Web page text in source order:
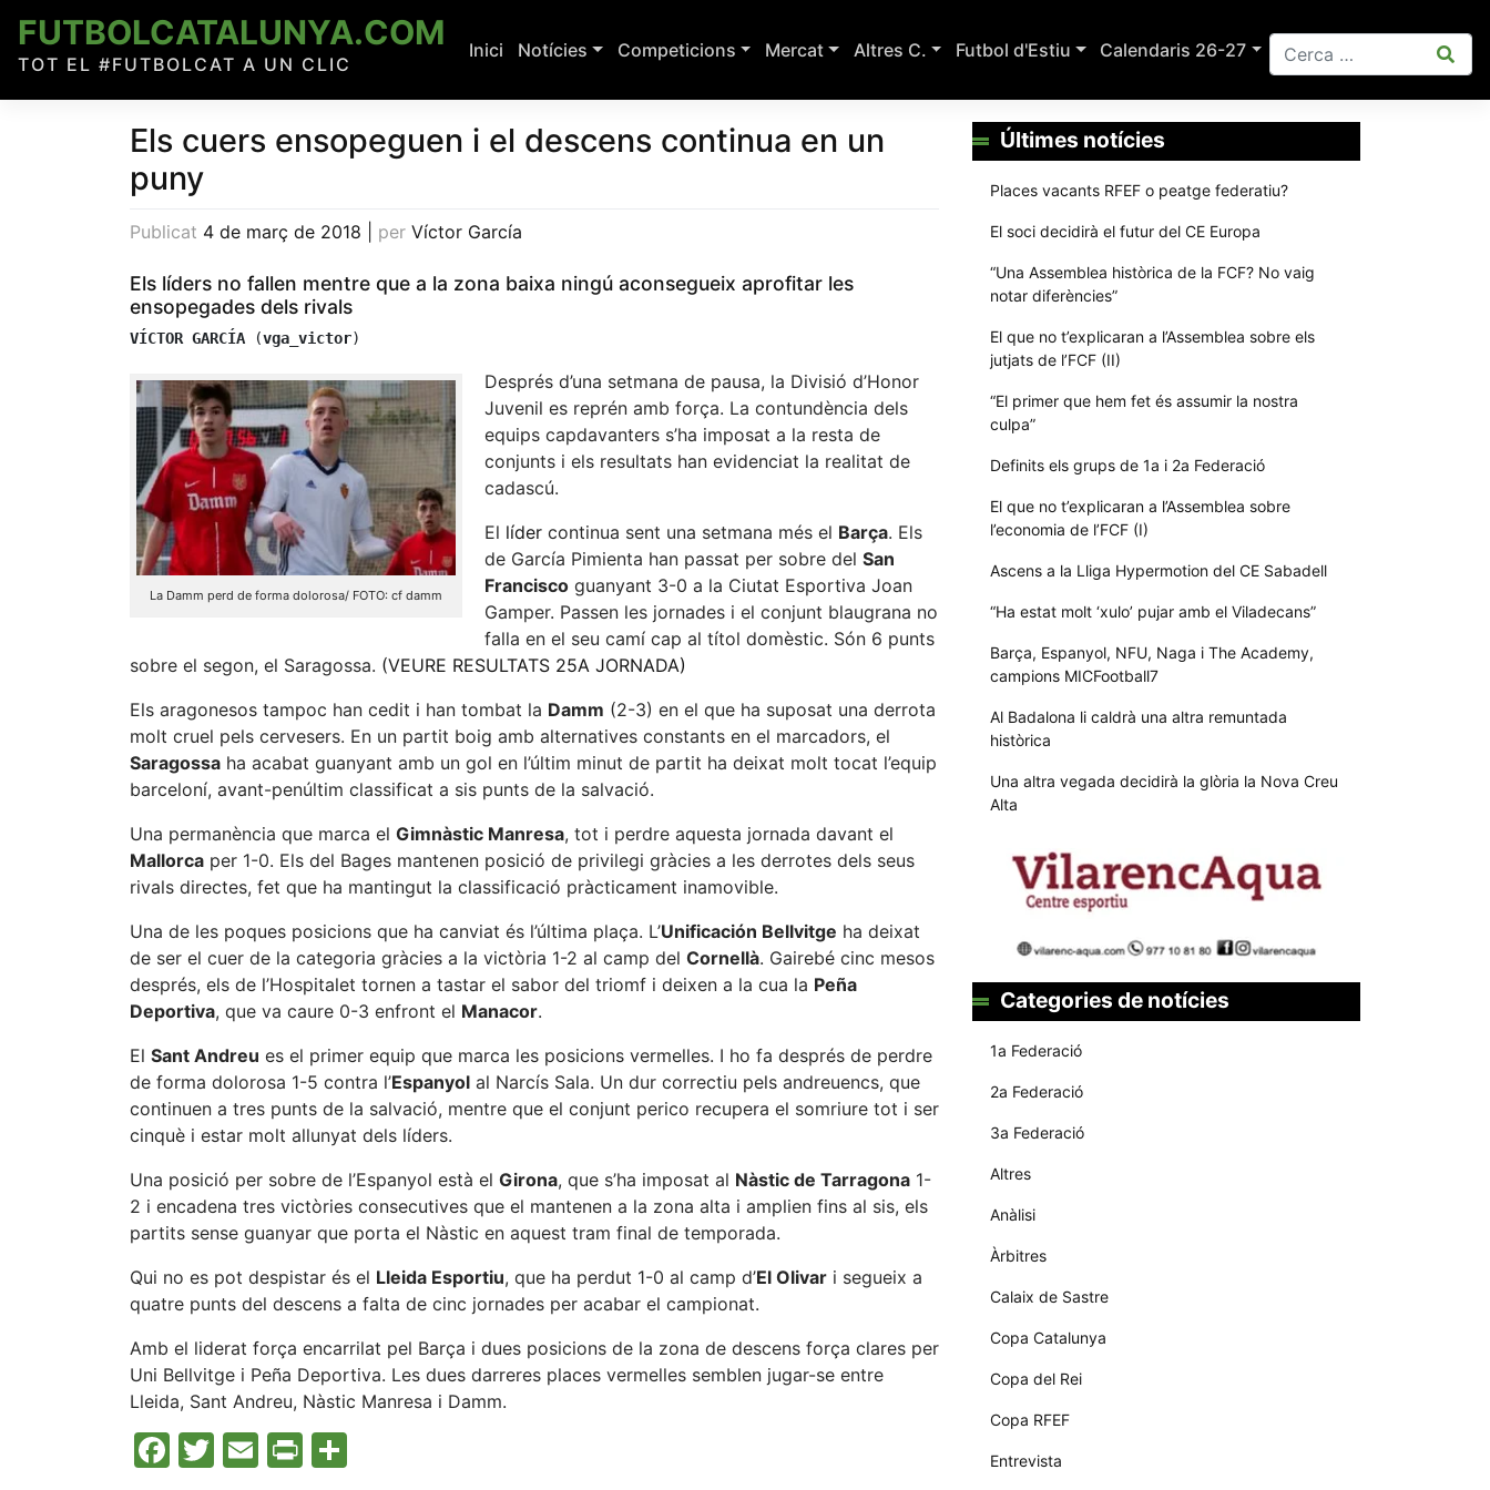
content
FUTBOLCATALUNYA.COM
TOT EL #FUTBOLCAT A UN CLIC
Inici Notícies Competicions Mercat Altres C. Futbol d'Estiu Calendaris 26-27
Els cuers ensopeguen i el descens continua en un
puny
Publicat 4 de març de 2018 per Víctor García
Els líders no fallen mentre que a la zona baixa ningú aconsegueix aprofitar les
ensopegades dels rivals
VÍCTOR GARCÍA (vga_victor)
La Damm perd de forma dolorosa/ FOTO: cf damm
Després d’una setmana de pausa, la Divisió d’Honor
Juvenil es reprén amb força. La contundència dels
equips capdavanters s’ha imposat a la resta de
conjunts i els resultats han evidenciat la realitat de
cadascú.
El líder continua sent una setmana més el Barça. Els
de García Pimienta han passat per sobre del San
Francisco guanyant 3-0 a la Ciutat Esportiva Joan
Gamper. Passen les jornades i el conjunt blaugrana no
falla en el seu camí cap al títol domèstic. Són 6 punts
sobre el segon, el Saragossa. (VEURE RESULTATS 25A JORNADA)
Els aragonesos tampoc han cedit i han tombat la Damm (2-3) en el que ha suposat una derrota
molt cruel pels cervesers. En un partit boig amb alternatives constants en el marcadors, el
Saragossa ha acabat guanyant amb un gol en l’últim minut de partit ha deixat molt tocat l’equip
barceloní, avant-penúltim classificat a sis punts de la salvació.
Una permanència que marca el Gimnàstic Manresa, tot i perdre aquesta jornada davant el
Mallorca per 1-0. Els del Bages mantenen posició de privilegi gràcies a les derrotes dels seus
rivals directes, fet que ha mantingut la classificació pràcticament inamovible.
Una de les poques posicions que ha canviat és l’última plaça. L’Unificación Bellvitge ha deixat
de ser el cuer de la categoria gràcies a la victòria 1-2 al camp del Cornellà. Gairebé cinc mesos
després, els de l’Hospitalet tornen a tastar el sabor del triomf i deixen a la cua la Peña
Deportiva, que va caure 0-3 enfront el Manacor.
El Sant Andreu es el primer equip que marca les posicions vermelles. I ho fa després de perdre
de forma dolorosa 1-5 contra l’Espanyol al Narcís Sala. Un dur correctiu pels andreuencs, que
continuen a tres punts de la salvació, mentre que el conjunt perico recupera el somriure tot i ser
cinquè i estar molt allunyat dels líders.
Una posició per sobre de l’Espanyol està el Girona, que s’ha imposat al Nàstic de Tarragona 1-
2 i encadena tres victòries consecutives que el mantenen a la zona alta i amplien fins al sis, els
partits sense guanyar que porta el Nàstic en aquest tram final de temporada.
Qui no es pot despistar és el Lleida Esportiu, que ha perdut 1-0 al camp d’El Olivar i segueix a
quatre punts del descens a falta de cinc jornades per acabar el campionat.
Amb el liderat força encarrilat pel Barça i dues posicions de la zona de descens força clares per
Uni Bellvitge i Peña Deportiva. Les dues darreres places vermelles semblen jugar-se entre
Lleida, Sant Andreu, Nàstic Manresa i Damm.
Facebook
Twitter
Email
Print
Últimes notícies
Places vacants RFEF o peatge federatiu?
El soci decidirà el futur del CE Europa
“Una Assemblea històrica de la FCF? No vaig
notar diferències”
El que no t’explicaran a l’Assemblea sobre els
jutjats de l’FCF (II)
“El primer que hem fet és assumir la nostra
culpa”
Definits els grups de 1a i 2a Federació
El que no t’explicaran a l’Assemblea sobre
l’economia de l’FCF (I)
Ascens a la Lliga Hypermotion del CE Sabadell
“Ha estat molt ‘xulo’ pujar amb el Viladecans”
Barça, Espanyol, NFU, Naga i The Academy,
campions MICFootball7
Al Badalona li caldrà una altra remuntada
històrica
Una altra vegada decidirà la glòria la Nova Creu
Alta
Categories de notícies
1a Federació
2a Federació
3a Federació
Altres
Anàlisi
Àrbitres
Calaix de Sastre
Copa Catalunya
Copa del Rei
Copa RFEF
Entrevista
cookies no
són
necessàries
per al
funcionament
tècnic de la
Estadístiques
Recopilem
de manera
anònima d'ús
del lloc web
la seva
Experiència